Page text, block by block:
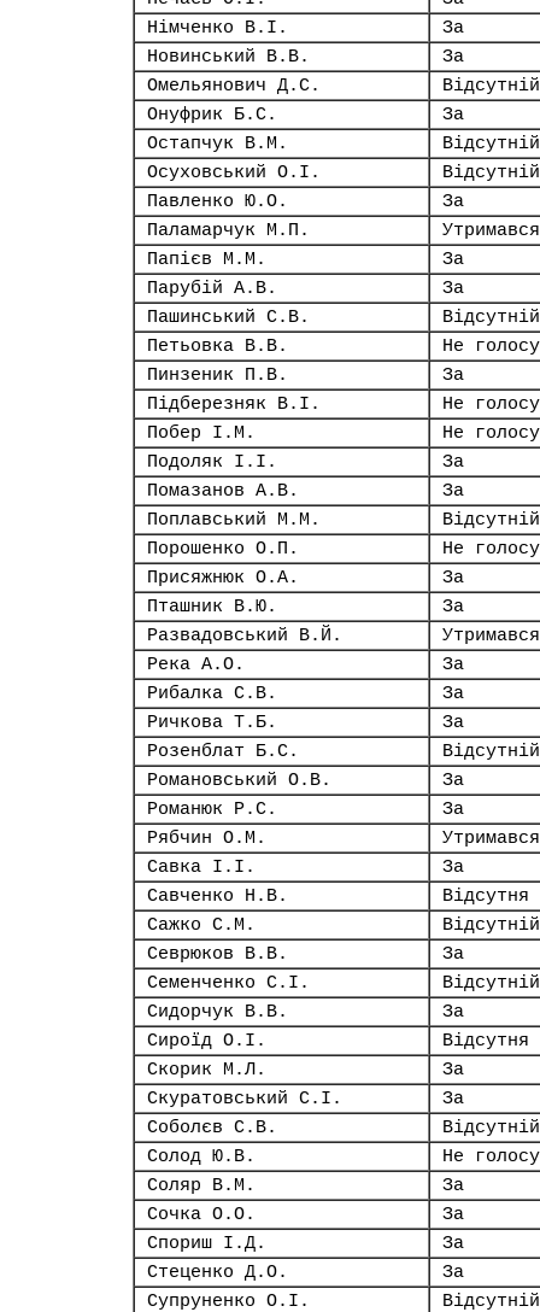
Німченко В.І.
За
Новинський В.В.
За
Омельянович Д.С.
Відсутній
Онуфрик Б.С.
За
Остапчук В.М.
Відсутній
Осуховський О.І.
Відсутній
Павленко Ю.О.
За
Паламарчук М.П.
Утримався
Папієв М.М.
За
Парубій А.В.
За
Пашинський С.В.
Відсутній
Петьовка В.В.
Не
Пинзеник П.В.
За
Підберезняк В.І.
Не
Побер І.М.
Не
Подоляк І.І.
За
Помазанов А.В.
За
Поплавський М.М.
Відсутній
Порошенко О.П.
Не
Присяжнюк О.А.
За
Пташник В.Ю.
За
Развадовський В.Й.
Утримався
Река А.О.
За
Рибалка С.В.
За
Ричкова Т.Б.
За
Розенблат Б.С.
Відсутній
Романовський О.В.
За
Романюк Р.С.
За
Рябчин О.М.
Утримався
Савка І.І.
За
Савченко Н.В.
Відсутня
Сажко С.М.
Відсутній
Севрюков В.В.
За
Семенченко С.І.
Відсутній
Сидорчук В.В.
За
Сироїд О.І.
Відсутня
Скорик М.Л.
За
Скуратовський С.І.
За
Соболєв С.В.
Відсутній
Солод Ю.В.
Не
Соляр В.М.
За
Сочка О.О.
За
Спориш І.Д.
За
Стеценко Д.О.
За
Супруненко О.І.
Відсутній